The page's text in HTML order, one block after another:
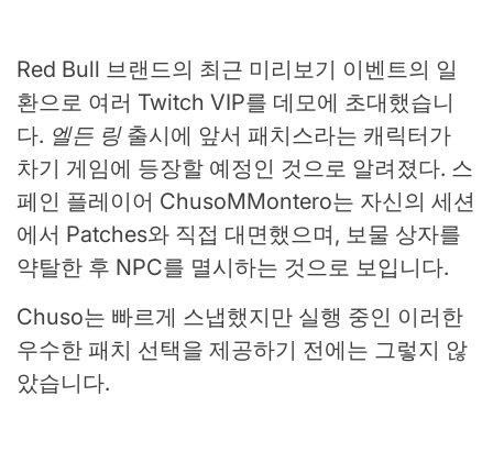
Red Bull 브랜드의 최근 미리보기 이벤트의 일
환으로 여러 Twitch VIP를 데모에 초대했습니
다. 엘든 링출시에 앞서 패치스라는 캐릭터가
차기 게임에 등장할 예정인 것으로 알려졌다. 스
페인 플레이어 ChusoMMontero는 자신의 세션
에서 Patches와 직접 대면했으며, 보물 상자를
약탈한 후 NPC를 멸시하는 것으로 보입니다.
Chuso는 빠르게 스냅했지만 실행 중인 이러한
우수한 패치 선택을 제공하기 전에는 그렇지 않
았습니다.